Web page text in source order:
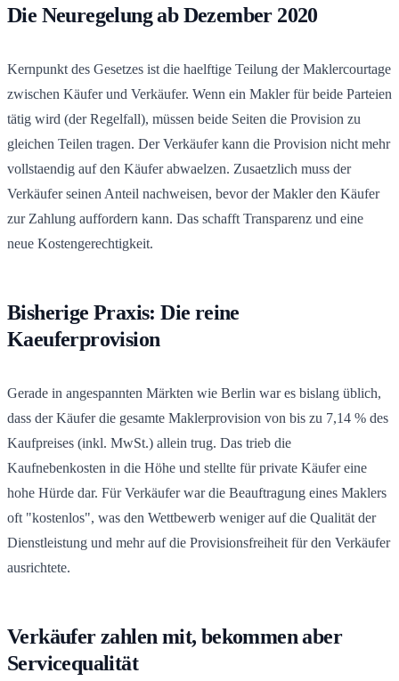
Die Neuregelung ab Dezember 2020
Kernpunkt des Gesetzes ist die haelftige Teilung der Maklercourtage
zwischen Käufer und Verkäufer. Wenn ein Makler für beide Parteien
tätig wird (der Regelfall), müssen beide Seiten die Provision zu
gleichen Teilen tragen. Der Verkäufer kann die Provision nicht mehr
vollstaendig auf den Käufer abwaelzen. Zusaetzlich muss der
Verkäufer seinen Anteil nachweisen, bevor der Makler den Käufer
zur Zahlung auffordern kann. Das schafft Transparenz und eine
neue Kostengerechtigkeit.
Bisherige Praxis: Die reine
Kaeuferprovision
Gerade in angespannten Märkten wie Berlin war es bislang üblich,
dass der Käufer die gesamte Maklerprovision von bis zu 7,14 % des
Kaufpreises (inkl. MwSt.) allein trug. Das trieb die
Kaufnebenkosten in die Höhe und stellte für private Käufer eine
hohe Hürde dar. Für Verkäufer war die Beauftragung eines Maklers
oft "kostenlos", was den Wettbewerb weniger auf die Qualität der
Dienstleistung und mehr auf die Provisionsfreiheit für den Verkäufer
ausrichtete.
Verkäufer zahlen mit, bekommen aber
Servicequalität